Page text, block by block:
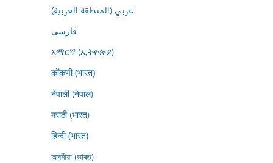
عربي (المنطقة العربية)
فارسى
አማርኛ (ኢትዮጵያ)
कोंकणी (भारत)
नेपाली (नेपाल)
मराठी (भारत)
हिन्दी (भारत)
অসমীয়া (ভাৰত)